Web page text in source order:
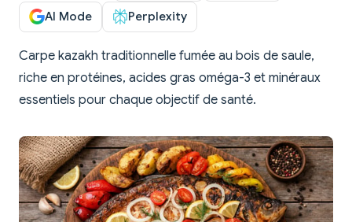
AI Mode Perplexity
Carpe kazakh traditionnelle fumée au bois de saule,
riche en protéines, acides gras oméga-3 et minéraux
essentiels pour chaque objectif de santé.